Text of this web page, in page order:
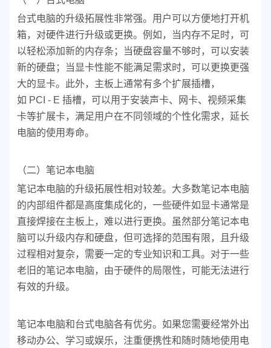
台式电脑的升级拓展性非常强。用户可以方便地打开机
箱，对硬件进行升级或更换。例如，当内存不足时，可
以轻松添加新的内存条；当硬盘容量不够时，可以安装
新的硬盘；当显卡性能不能满足需求时，可以更换更强
大的显卡。此外，主板上通常有多个扩展插槽，
如 PCI - E 插槽，可以用于安装声卡、网卡、视频采集
卡等扩展卡，满足用户在不同领域的个性化需求，延长
电脑的使用寿命。
（二）笔记本电脑
笔记本电脑的升级拓展性相对较差。大多数笔记本电脑
的内部组件都是高度集成化的，一些硬件如显卡通常是
直接焊接在主板上，难以进行更换。虽然部分笔记本电
脑可以升级内存和硬盘，但可选择的范围有限，且升级
过程相对复杂，需要一定的专业知识和工具。对于一些
老旧的笔记本电脑，由于硬件的局限性，可能无法进行
有效的升级。
笔记本电脑和台式电脑各有优劣。如果您需要经常外出
移动办公、学习或娱乐，注重便携性和随时随地使用电